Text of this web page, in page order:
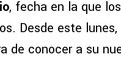
, fecha en la que
Desde este
de conocer a su